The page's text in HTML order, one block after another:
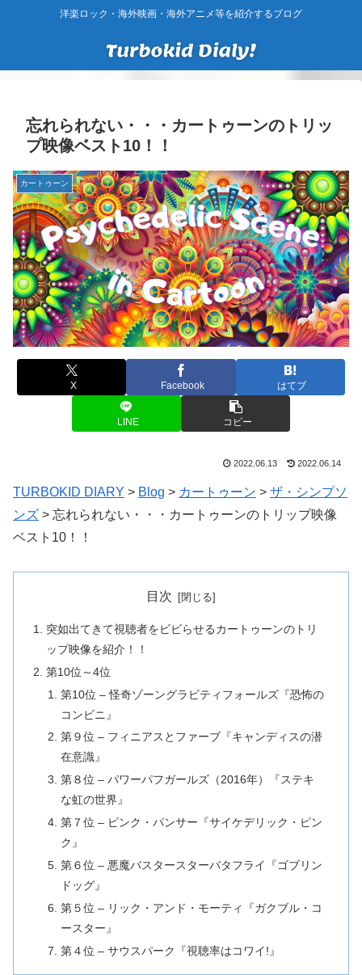
洋楽ロック・海外映画・海外アニメ等を紹介するブログ
忘れられない・・・カートゥーンのトリッ
プ映像ベスト10！！
カートゥーン
X Facebook はてブ
LINE コピー
2022.06.13 2022.06.14
TURBOKID DIARY > Blog > カートゥーン > ザ・シンプソ
ンズ > 忘れられない・・・カートゥーンのトリップ映像
ベスト10！！
目次
突如出てきて視聴者をビビらせるカートゥーンのトリ
ップ映像を紹介！！
第10位～4位
第10位 – 怪奇ゾーングラビティフォールズ『恐怖の
コンビニ』
第９位 – フィニアスとファーブ『キャンディスの潜
在意識』
第８位 – パワーパフガールズ（2016年）『ステキ
な虹の世界』
第７位 – ピンク・パンサー『サイケデリック・ピン
ク』
第６位 – 悪魔バスタースターバタフライ『ゴブリン
ドッグ』
第５位 – リック・アンド・モーティ『ガクブル・コ
ースター』
第４位 – サウスパーク『視聴率はコワイ!』